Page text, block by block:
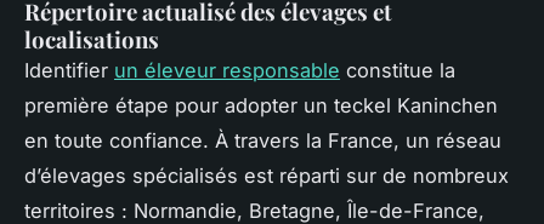
Répertoire actualisé des élevages et
localisations
Identifier un éleveur responsable constitue la
première étape pour adopter un teckel Kaninchen
en toute confiance. À travers la France, un réseau
d’élevages spécialisés est réparti sur de nombreux
territoires : Normandie, Bretagne, Île-de-France,